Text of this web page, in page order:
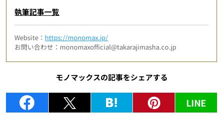
執筆記事一覧
Website： https://monomax.jp/
お問い合わせ：monomaxofficial@takarajimasha.co.jp
モノマックスの記事をシェアする
LINE